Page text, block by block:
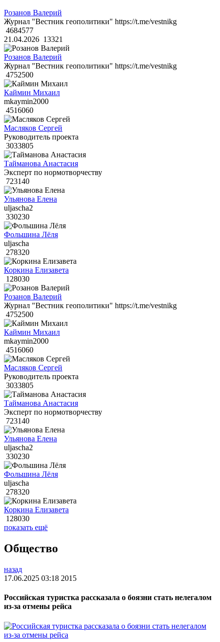
Розанов Валерий
Журнал "Вестник геополитики" https://t.me/vestnikg
4684577
21.04.2026 13321
Розанов Валерий
Журнал "Вестник геополитики" https://t.me/vestnikg
4752500
Каймин Михаил
mkaymin2000
4516060
Масляков Сергей
Руководитель проекта
3033805
Тайманова Анастасия
Эксперт по нормотворчеству
723140
Ульянова Елена
uljascha2
330230
Фольшина Лёля
uljascha
278320
Коркина Елизавета
128030
Розанов Валерий
Журнал "Вестник геополитики" https://t.me/vestnikg
4752500
Каймин Михаил
mkaymin2000
4516060
Масляков Сергей
Руководитель проекта
3033805
Тайманова Анастасия
Эксперт по нормотворчеству
723140
Ульянова Елена
uljascha2
330230
Фольшина Лёля
uljascha
278320
Коркина Елизавета
128030
показать ещё
Общество
назад
17.06.2025 03:18 2015
Российская туристка рассказала о боязни стать нелегалом
из-за отмены рейса